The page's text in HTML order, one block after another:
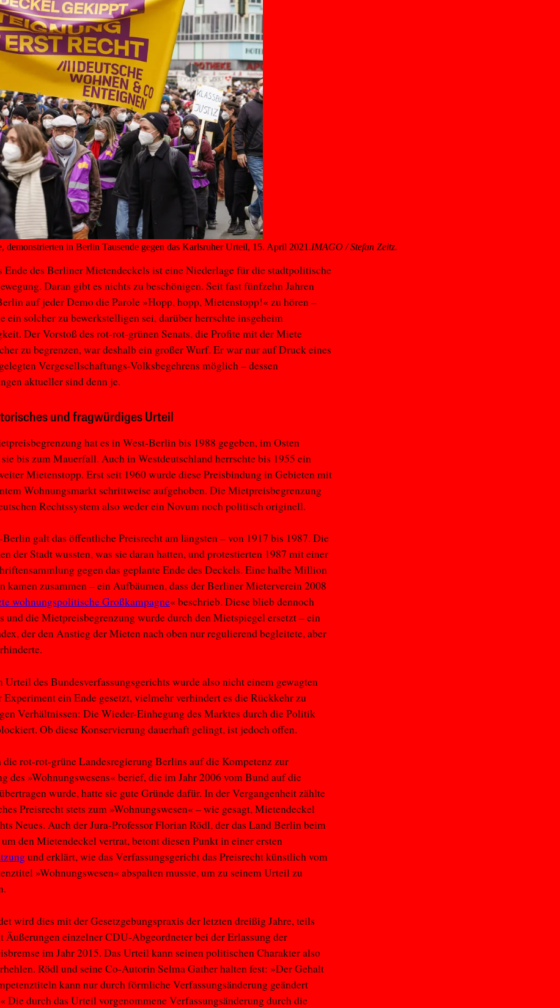
in Berlin Tausende gegen das Karlsruher Urteil, 15. April 2021.IMAGO / Stefan Zeitz.
Ende des Berliner Mietendeckels ist eine Niederlage für die stadtpolitische
Daran gibt es nichts zu beschönigen. Seit fast fünfzehn Jahren
auf jeder Demo die Parole »Hopp, hopp, Mietenstopp!« zu hören –
ein solcher zu bewerkstelligen sei, darüber herrschte insgeheim
Der Vorstoß des rot-rot-grünen Senats, die Profite mit der Miete
zu begrenzen, war deshalb ein großer Wurf. Er war nur auf Druck eines
Vergesellschaftungs-Volksbegehrens möglich – dessen
aktueller sind denn je.
und fragwürdiges Urteil
hat es in West-Berlin bis 1988 gegeben, im Osten
sie bis zum Mauerfall. Auch in Westdeutschland herrschte bis 1955 ein
Mietenstopp. Erst seit 1960 wurde diese Preisbindung in Gebieten mit
Wohnungsmarkt schrittweise aufgehoben. Die Mietpreisbegrenzung
Rechtssystem also weder ein Novum noch politisch originell.
galt das öffentliche Preisrecht am längsten – von 1917 bis 1987. Die
der Stadt wussten, was sie daran hatten, und protestierten 1987 mit einer
gegen das geplante Ende des Deckels. Eine halbe Million
kamen zusammen – ein Aufbäumen, dass der Berliner Mieterverein 2008
wohnungspolitische Großkampagne« beschrieb. Diese blieb dennoch
und die Mietpreisbegrenzung wurde durch den Mietspiegel ersetzt – ein
der den Anstieg der Mieten nach oben nur regulierend begleitete, aber
Urteil des Bundesverfassungsgerichts wurde also nicht einem gewagten
ein Ende gesetzt, vielmehr verhindert es die Rückkehr zu
Verhältnissen: Die Wieder-Einhegung des Marktes durch die Politik
Ob diese Konservierung dauerhaft gelingt, ist jedoch offen.
rot-rot-grüne Landesregierung Berlins auf die Kompetenz zur
des »Wohnungswesens« berief, die im Jahr 2006 vom Bund auf die
wurde, hatte sie gute Gründe dafür. In der Vergangenheit zählte
Preisrecht stets zum »Wohnungswesen« – wie gesagt, Mietendeckel
Neues. Auch der Jura-Professor Florian Rödl, der das Land Berlin beim
um den Mietendeckel vertrat, betont diesen Punkt in einer ersten
und erklärt, wie das Verfassungsgericht das Preisrecht künstlich vom
»Wohnungswesen« abspalten musste, um zu seinem Urteil zu
wird dies mit der Gesetzgebungspraxis der letzten dreißig Jahre, teils
Äußerungen einzelner CDU-Abgeordneter bei der Erlassung der
im Jahr 2015. Das Urteil kann seinen politischen Charakter also
Rödl und seine Co-Autorin Selma Gather halten fest: »Der Gehalt
kann nur durch förmliche Verfassungsänderung geändert
Die durch das Urteil vorgenommene Verfassungsänderung durch die